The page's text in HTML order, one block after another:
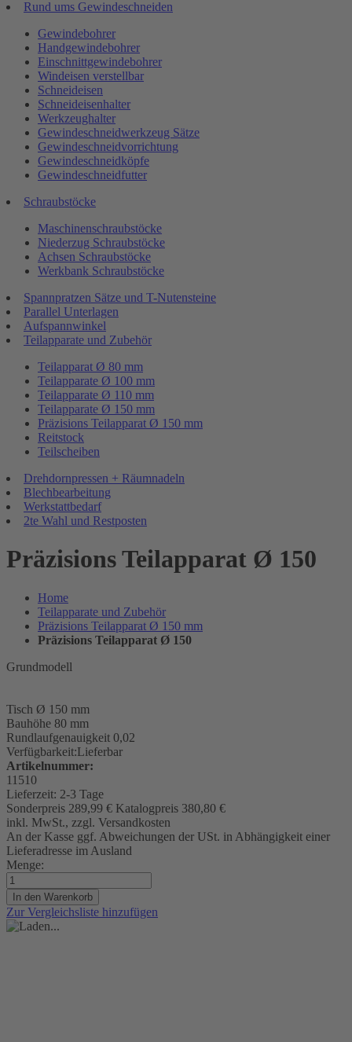
Rund ums Gewindeschneiden
Gewindebohrer
Handgewindebohrer
Einschnittgewindebohrer
Windeisen verstellbar
Schneideisen
Schneideisenhalter
Werkzeughalter
Gewindeschneidwerkzeug Sätze
Gewindeschneidvorrichtung
Gewindeschneidköpfe
Gewindeschneidfutter
Schraubstöcke
Maschinenschraubstöcke
Niederzug Schraubstöcke
Achsen Schraubstöcke
Werkbank Schraubstöcke
Spannpratzen Sätze und T-Nutensteine
Parallel Unterlagen
Aufspannwinkel
Teilapparate und Zubehör
Teilapparat Ø 80 mm
Teilapparate Ø 100 mm
Teilapparate Ø 110 mm
Teilapparate Ø 150 mm
Präzisions Teilapparat Ø 150 mm
Reitstock
Teilscheiben
Drehdornpressen + Räumnadeln
Blechbearbeitung
Werkstattbedarf
2te Wahl und Restposten
Präzisions Teilapparat Ø 150
Home
Teilapparate und Zubehör
Präzisions Teilapparat Ø 150 mm
Präzisions Teilapparat Ø 150
Grundmodell
Tisch Ø 150 mm
Bauhöhe 80 mm
Rundlaufgenauigkeit 0,02
Verfügbarkeit:Lieferbar
Artikelnummer:
11510
Lieferzeit: 2-3 Tage
Sonderpreis 289,99 € Katalogpreis 380,80 €
inkl. MwSt., zzgl. Versandkosten
An der Kasse ggf. Abweichungen der USt. in Abhängigkeit einer
Lieferadresse im Ausland
Menge:
In den Warenkorb
Zur Vergleichsliste hinzufügen